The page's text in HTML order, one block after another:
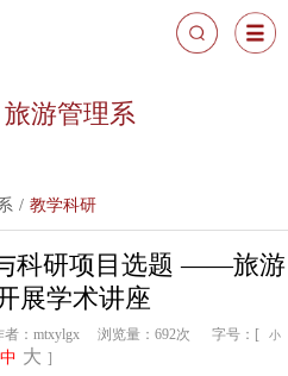
旅游管理系
/ 教学科研
科研项目选题 ——旅游
展学术讲座
者：mtxylgx 浏览量：692次 字号：[ 小
中 大 ]